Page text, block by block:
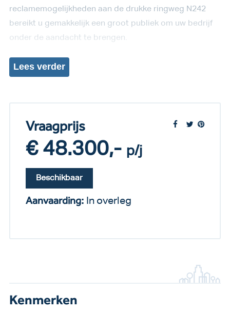
reclamemogelijkheden aan de drukke ringweg N242
bereikt u gemakkelijk een groot publiek om uw bedrijf
onder de aandacht te brengen.
Leesverder
Vraagprijs
€ 48.300,- p/j
Beschikbaar
Aanvaarding: In overleg
Kenmerken